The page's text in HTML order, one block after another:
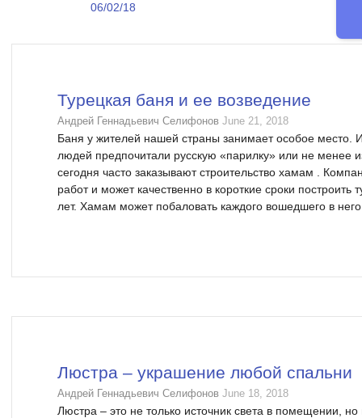
06/02/18
Турецкая баня и ее возведение
Андрей Геннадьевич Селифонов June 21, 2018
Баня у жителей нашей страны занимает особое место.
людей предпочитали русскую «парилку» или не менее
сегодня часто заказывают строительство хамам .
работ и может качественно в короткие сроки построить
лет. Хамам может побаловать каждого вошедшего в
Люстра – украшение любой спальни
Андрей Геннадьевич Селифонов June 18, 2018
Люстра – это не только источник света в помещении,